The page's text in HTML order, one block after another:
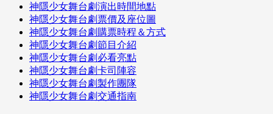
神隱少女舞台劇演出時間地點
神隱少女舞台劇票價及座位圖
神隱少女舞台劇購票時程＆方式
神隱少女舞台劇節目介紹
神隱少女舞台劇必看亮點
神隱少女舞台劇卡司陣容
神隱少女舞台劇製作團隊
神隱少女舞台劇交通指南